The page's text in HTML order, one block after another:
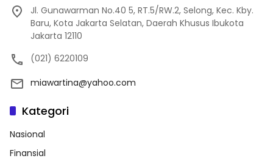
Jl. Gunawarman No.40 5, RT.5/RW.2, Selong, Kec. Kby.
Baru, Kota Jakarta Selatan, Daerah Khusus Ibukota
Jakarta 12110
(021) 6220109
miawartina@yahoo.com
Kategori
Nasional
Finansial